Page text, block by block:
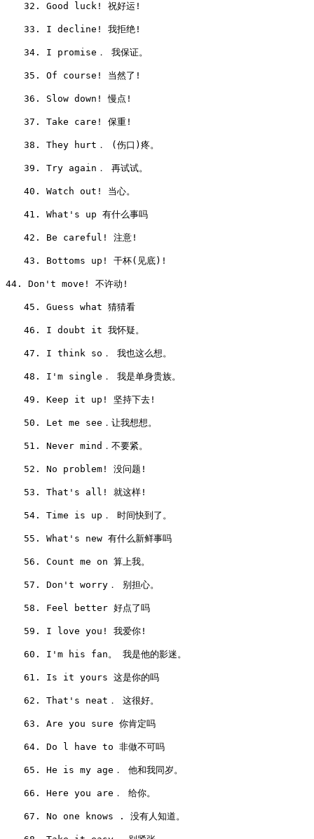
32. Good luck! 祝好运!
33. I decline! 我拒绝!
34. I promise． 我保证。
35. Of course! 当然了!
36. Slow down! 慢点!
37. Take care! 保重!
38. They hurt． (伤口)疼。
39. Try again． 再试试。
40. Watch out! 当心。
41. What's up 有什么事吗
42. Be careful! 注意!
43. Bottoms up! 干杯(见底)!
44. Don't move! 不许动!
45. Guess what 猜猜看
46. I doubt it 我怀疑。
47. I think so． 我也这么想。
48. I'm single． 我是单身贵族。
49. Keep it up! 坚持下去!
50. Let me see．让我想想。
51. Never mind．不要紧。
52. No problem! 没问题!
53. That's all! 就这样!
54. Time is up． 时间快到了。
55. What's new 有什么新鲜事吗
56. Count me on 算上我。
57. Don't worry． 别担心。
58. Feel better 好点了吗
59. I love you! 我爱你!
60. I'm his fan。 我是他的影迷。
61. Is it yours 这是你的吗
62. That's neat． 这很好。
63. Are you sure 你肯定吗
64. Do l have to 非做不可吗
65. He is my age． 他和我同岁。
66. Here you are． 给你。
67. No one knows . 没有人知道。